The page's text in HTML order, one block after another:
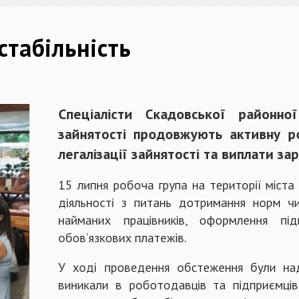
Спеціалісти Скадовської
зайнятості продовжують активну
легалізації зайнятості та виплати
15 липня робоча група на території
діяльності з питань дотримання норм
найманих працівників, оформлення
обов’язкових платежів.
У ході проведення обстеження були
виникали в роботодавців та